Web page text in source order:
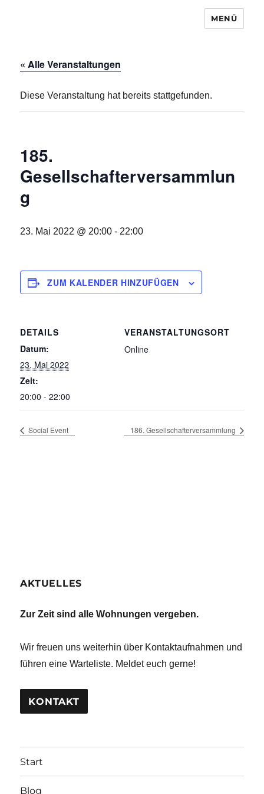
Baugemeinschaft Laubendorf
MENÜ
« Alle Veranstaltungen
Diese Veranstaltung hat bereits stattgefunden.
185.
Gesellschafterversammlun
g
23. Mai 2022 @ 20:00 - 22:00
ZUM KALENDER HINZUFÜGEN
DETAILS
Datum:
23. Mai 2022
Zeit:
20:00 - 22:00
VERANSTALTUNGSORT
Online
Social Event 186. Gesellschafterversammlung
AKTUELLES
Zur Zeit sind alle Wohnungen vergeben.
Wir freuen uns weiterhin über Kontaktaufnahmen und
führen eine Warteliste. Meldet euch gerne!
KONTAKT
Start
Blog